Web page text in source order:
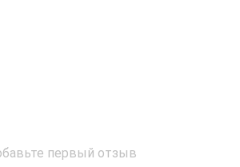
первый отзыв